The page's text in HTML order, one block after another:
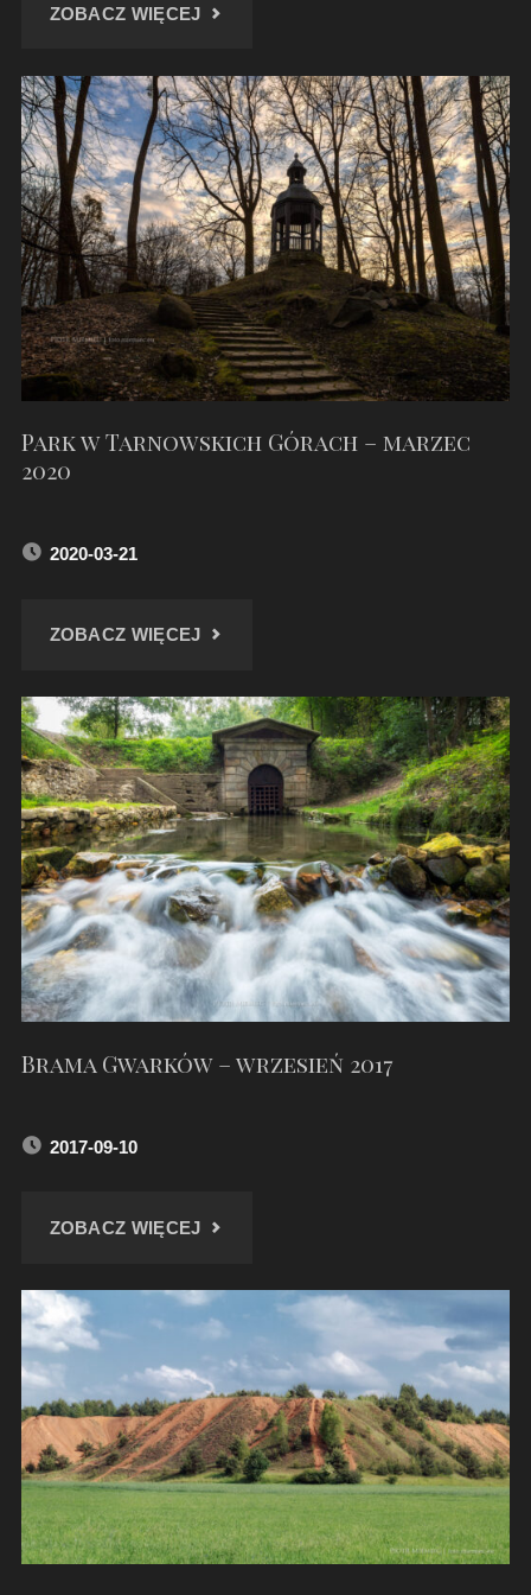
ZOBACZ WIĘCEJ"REPTY
CZERWIEC
2020"
Park w Tarnowskich Górach – marzec
2020
2020-03-21
ZOBACZ WIĘCEJ"PARK
W
TARNOWSKICH
GÓRACH
–
MARZEC
2020"
Brama Gwarków – wrzesień 2017
2017-09-10
ZOBACZ WIĘCEJ"BRAMA
WRZESIEŃ
2017"